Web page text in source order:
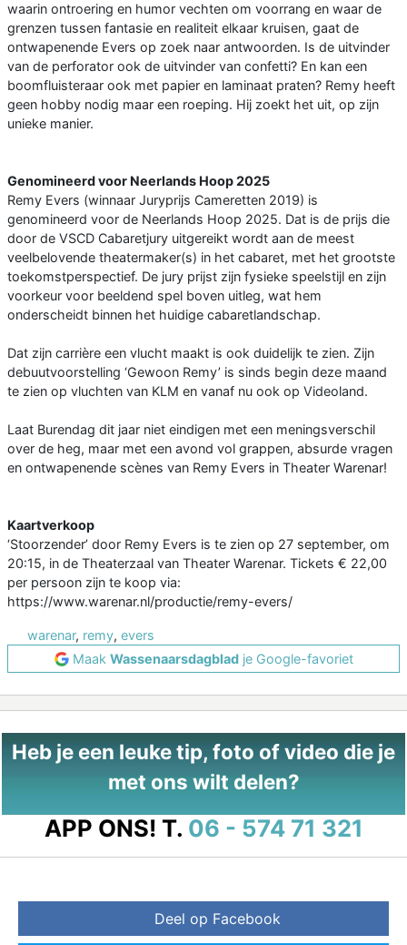
waarin ontroering en humor vechten om voorrang en waar de
grenzen tussen fantasie en realiteit elkaar kruisen, gaat de
ontwapenende Evers op zoek naar antwoorden. Is de uitvinder
van de perforator ook de uitvinder van confetti? En kan een
boomfluisteraar ook met papier en laminaat praten? Remy heeft
geen hobby nodig maar een roeping. Hij zoekt het uit, op zijn
unieke manier.
Genomineerd voor Neerlands Hoop 2025
Remy Evers (winnaar Juryprijs Cameretten 2019) is
genomineerd voor de Neerlands Hoop 2025. Dat is de prijs die
door de VSCD Cabaretjury uitgereikt wordt aan de meest
veelbelovende theatermaker(s) in het cabaret, met het grootste
toekomstperspectief. De jury prijst zijn fysieke speelstijl en zijn
voorkeur voor beeldend spel boven uitleg, wat hem
onderscheidt binnen het huidige cabaretlandschap.
Dat zijn carrière een vlucht maakt is ook duidelijk te zien. Zijn
debuutvoorstelling ‘Gewoon Remy’ is sinds begin deze maand
te zien op vluchten van KLM en vanaf nu ook op Videoland.
Laat Burendag dit jaar niet eindigen met een meningsverschil
over de heg, maar met een avond vol grappen, absurde vragen
en ontwapenende scènes van Remy Evers in Theater Warenar!
Kaartverkoop
‘Stoorzender’ door Remy Evers is te zien op 27 september, om
20:15, in de Theaterzaal van Theater Warenar. Tickets € 22,00
per persoon zijn te koop via:
https://www.warenar.nl/productie/remy-evers/
warenar, remy, evers
Maak Wassenaarsdagbladje Google-favoriet
Heb je een leuke tip, foto of video die je
met ons wilt delen?
APP ONS! T. 06 - 574 71 321
Deel op Facebook